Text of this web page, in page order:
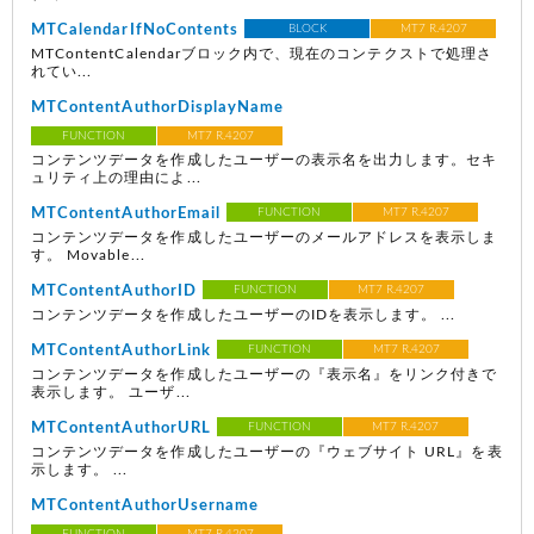
MTCalendarIfNoContents BLOCK MT7 R.4207
MTContentCalendarブロック内で、現在のコンテクストで処理さ
れてい...
MTContentAuthorDisplayName
FUNCTION MT7 R.4207
コンテンツデータを作成したユーザーの表示名を出力します。セキ
ュリティ上の理由によ...
MTContentAuthorEmail FUNCTION MT7 R.4207
コンテンツデータを作成したユーザーのメールアドレスを表示しま
す。 Movable...
MTContentAuthorID FUNCTION MT7 R.4207
コンテンツデータを作成したユーザーのIDを表示します。 ...
MTContentAuthorLink FUNCTION MT7 R.4207
コンテンツデータを作成したユーザーの『表示名』をリンク付きで
表示します。 ユーザ...
MTContentAuthorURL FUNCTION MT7 R.4207
コンテンツデータを作成したユーザーの『ウェブサイト URL』を表
示します。 ...
MTContentAuthorUsername